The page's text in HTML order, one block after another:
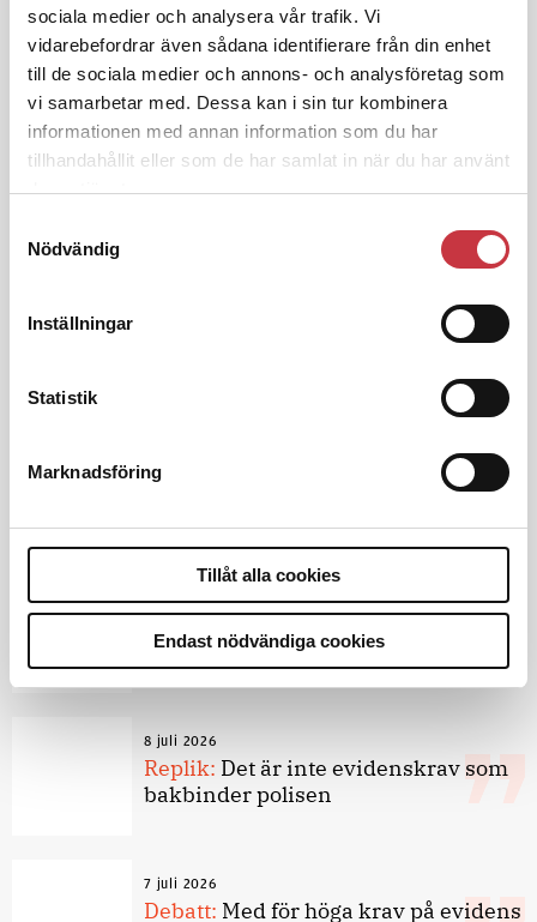
sociala medier och analysera vår trafik. Vi
vidarebefordrar även sådana identifierare från din enhet
till de sociala medier och annons- och analysföretag som
vi samarbetar med. Dessa kan i sin tur kombinera
informationen med annan information som du har
tillhandahållit eller som de har samlat in när du har använt
deras tjänster.
Nödvändig
Inställningar
Statistik
Marknadsföring
Tillåt alla cookies
Endast nödvändiga cookies
Insändare:Miljoner i sjön –
polisaspiranter underkänns på
godtyckliga grunder
1 juni 2026
Polisregionen erkänner fel: ”Kommer
9 juli 2026
Slutreplik:Det handlar om
forskarnas motiv
8 juli 2026
Replik: Det är inte evidenskrav som
bakbinder polisen
7 juli 2026
Debatt: Med för höga krav på evidens